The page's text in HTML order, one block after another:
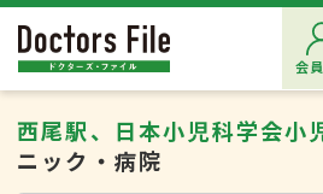
会
西尾駅、日本小児科学会小
ニック・病院